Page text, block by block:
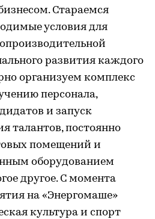
Стараемся
условия для
развития каждого
организуем комплекс
персонала,
и запуск
талантов, постоянно
помещений и
оборудованием
другое. С момента
на «Энергомаше»
культура и спорт